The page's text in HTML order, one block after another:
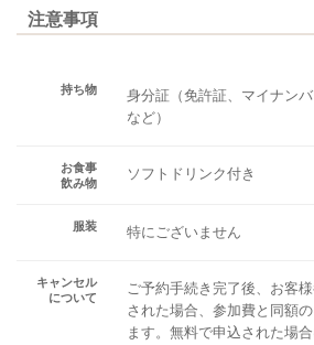
注意事項
持ち物
身分証（免許証、マイナン
など）
お食事
飲み物
ソフトドリンク付き
服装 特にございません
キャンセル
について
ご予約手続き完了後、お客
された場合、参加費と同額
ます。無料で申込された場